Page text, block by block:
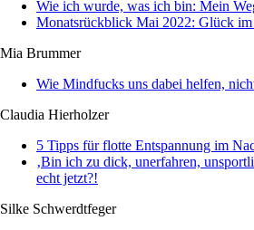
Wie ich wurde, was ich bin: Mein
Monatsrückblick Mai 2022: Glück
Mia Brummer
Wie Mindfucks uns dabei helfen,
Claudia Hierholzer
5 Tipps für flotte Entspannung im
‚Bin ich zu dick, unerfahren,
echt jetzt?!
Silke Schwerdtfeger